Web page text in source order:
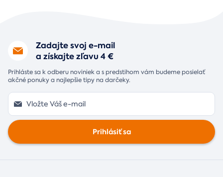
Zadajte svoj e-mail
a získajte zľavu 4 €
Prihláste sa k odberu noviniek a s predstihom vám budeme posielať
akčné ponuky a najlepšie tipy na darčeky.
Prihlásiť sa